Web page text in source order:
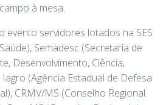
à mesa.
evento servidores lotados na SES
Semadesc (Secretaria de
Desenvolvimento, Ciência,
(Agência Estadual de Defesa
CRMV/MS (Conselho Regional